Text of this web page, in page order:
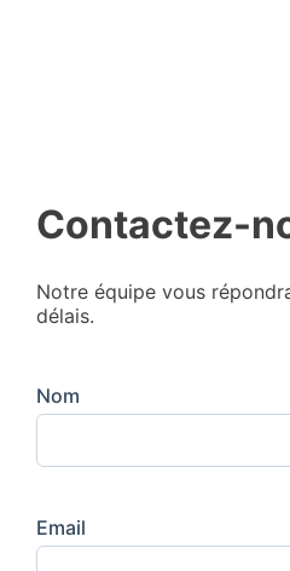
Contactez-
Notre équipe vous
délais.
Nom
Email